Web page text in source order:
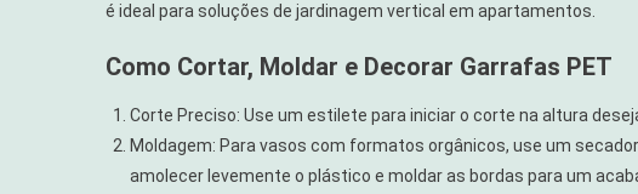
é ideal para soluções de jardinagem vertical em apartamentos.
Como Cortar, Moldar e Decorar Garrafas PET
Corte Preciso: Use um estilete para iniciar o corte na altura
Moldagem: Para vasos com formatos orgânicos, use um
amolecer levemente o plástico e moldar as bordas para um